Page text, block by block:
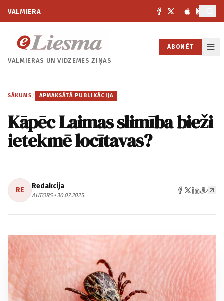
VALMIERA
VALMIERAS UNVIDZEMES ZIŅAS
ABONĒT
SĀKUMS / APMAKSĀTĀ PUBLIKĀCIJA
Kāpēc Laimas slimība bieži
ietekmē locītavas?
RE Redakcija
AUTORS • 30.07.2025.